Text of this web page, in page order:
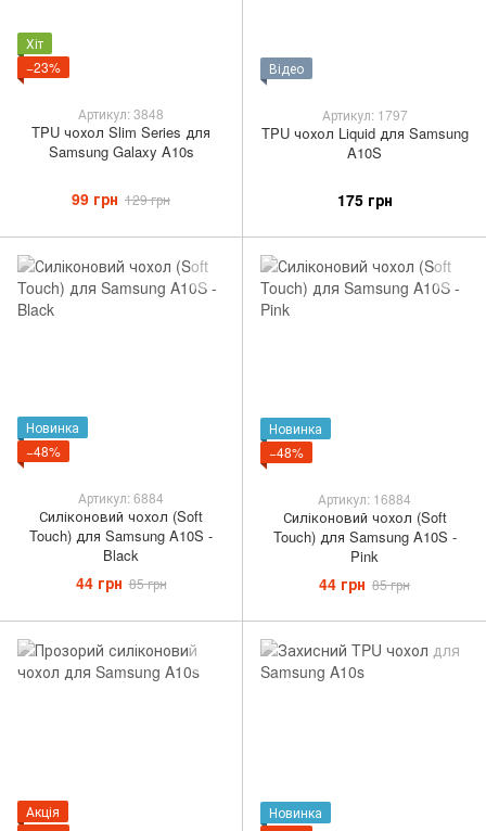
Хіт
−23%
Артикул: 3848
TPU чохол Slim Series для
Samsung Galaxy A10s
99 грн 129 грн
Відео
Артикул: 1797
TPU чохол Liquid для Samsung
A10S
175 грн
Новинка
−48%
Артикул: 6884
Силіконовий чохол (Soft
Touch) для Samsung A10S -
Black
44 грн 85 грн
Новинка
−48%
Артикул: 16884
Силіконовий чохол (Soft
Touch) для Samsung A10S -
Pink
44 грн 85 грн
Акція
Новинка